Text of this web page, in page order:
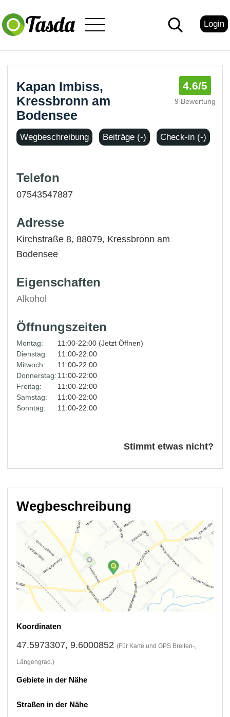
Login
Kapan Imbiss,
Kressbronn am
Bodensee
4.6/5
9 Bewertung
Wegbeschreibung Beiträge (-) Check-in (-)
Telefon
07543547887
Adresse
Kirchstraße 8, 88079, Kressbronn am
Bodensee
Eigenschaften
Alkohol
Öffnungszeiten
Montag:
11:00-22:00 (Jetzt Öffnen)
Dienstag:
11:00-22:00
Mitwoch:
11:00-22:00
Donnerstag: 11:00-22:00
Freitag:
11:00-22:00
Samstag:
11:00-22:00
Sonntag:
11:00-22:00
Stimmt etwas nicht?
Wegbeschreibung
Koordinaten
47.5973307, 9.6000852 (Für Karte und GPS Breiten-,
Längengrad.)
Gebiete in der Nähe
Straßen in der Nähe